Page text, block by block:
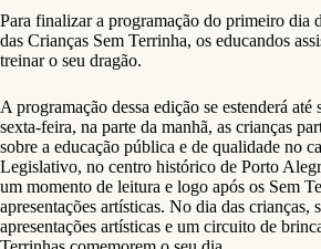
Para finalizar a programação do primeiro dia
das Crianças Sem Terrinha, os educandos
treinar o seu dragão.
A programação dessa edição se estenderá
sexta-feira, na parte da manhã, as crianças
sobre a educação pública e de qualidade no
Legislativo, no centro histórico de Porto
um momento de leitura e logo após os Sem
apresentações artísticas. No dia das crianças,
apresentações artísticas e um circuito de